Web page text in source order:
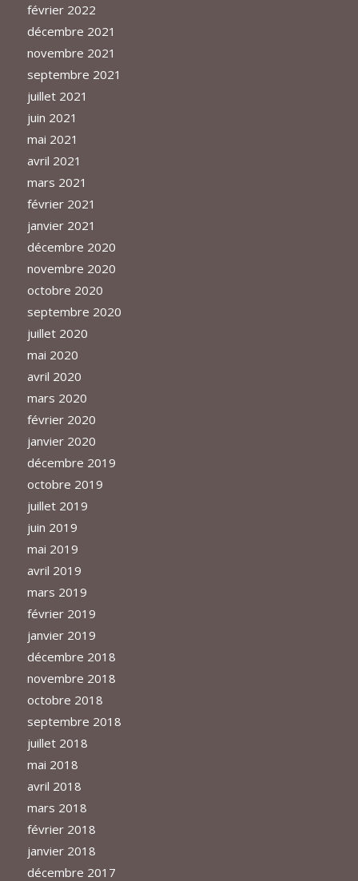
février 2022
décembre 2021
novembre 2021
septembre 2021
juillet 2021
juin 2021
mai 2021
avril 2021
mars 2021
février 2021
janvier 2021
décembre 2020
novembre 2020
octobre 2020
septembre 2020
juillet 2020
mai 2020
avril 2020
mars 2020
février 2020
janvier 2020
décembre 2019
octobre 2019
juillet 2019
juin 2019
mai 2019
avril 2019
mars 2019
février 2019
janvier 2019
décembre 2018
novembre 2018
octobre 2018
septembre 2018
juillet 2018
mai 2018
avril 2018
mars 2018
février 2018
janvier 2018
décembre 2017